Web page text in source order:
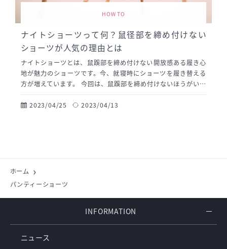
HOW TO
ナイトショーツって何？鼠径部を締め付けない
ショーツが人気の理由とは
ナイトショーツとは、鼠蹊部を締め付けない開放感ある履き心
地が魅力のショーツです。今、就寝時にショーツを履き替える
方が増えています。 今回は、鼠蹊部を締め付けないほうがいい
理由やナイトショーツを着用するメリット、さらにおすすめの
タイプについて詳しく解説しています。
2023/04/25 2023/04/13
ホーム
パンティーショーツ
INFORMATION
ニュース